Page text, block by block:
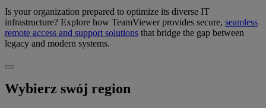
Is your organization prepared to optimize its diverse IT
infrastructure? Explore how TeamViewer provides secure, seamless
remote access and support solutions that bridge the gap between
legacy and modern systems.
Wybierz swój region